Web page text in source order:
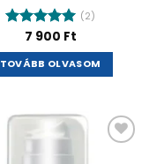
Értékelés:
5.00/ 5
(2)
7 900 Ft
TOVÁBB OLVASOM
Kívánságlistához